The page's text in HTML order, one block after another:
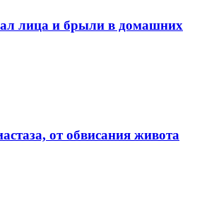
лица и брыли в домашних
от обвисания живота